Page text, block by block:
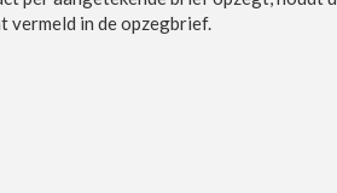
vermeld in de opzegbrief.